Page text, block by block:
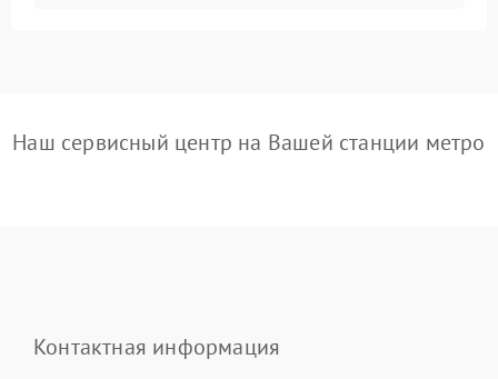
Наш сервисный центр на Вашей станции метро
Контактная информация